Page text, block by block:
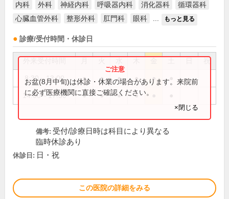
内科 外科 神経内科 呼吸器内科 消化器科
循環器科
心臓血管外科
整形外科 肛門科 眼科 もっと見る
診療/受付時間・休診日
祝
8:30～13:00 ● ● ● ● ●
14:00～17:30 ● ● ● ●
お盆(8月中旬)は休診・休業の場合があります。来院前
に必ず医療機関に直接ご確認ください。
×閉じる
備考: 受付/診療日時は科目により異なる
臨時休診あり
休診日: 日・祝
この医院の詳細をみる